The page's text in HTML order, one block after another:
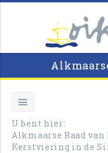
U bent hier:
Alkmaarse Raad van
Kerstviering in de